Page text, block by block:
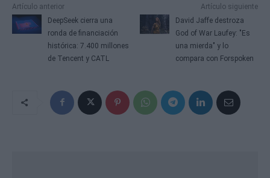
Artículo anterior
DeepSeek cierra una
ronda de financiación
histórica: 7.400 millones
de Tencent y CATL
Artículo siguiente
David Jaffe destroza
God of War Laufey: "Es
una mierda" y lo
compara con Forspoken